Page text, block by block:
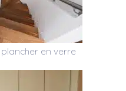
en verre